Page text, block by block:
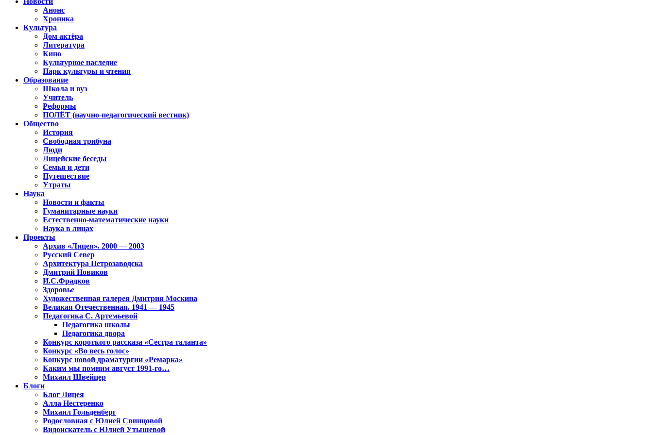
Анонс
Хроника
Культура
Дом актёра
Литература
Кино
Культурное наследие
Парк культуры и чтения
Образование
Школа и вуз
Учитель
Реформы
ПОЛЁТ (научно-педагогический вестник)
Общество
История
Свободная трибуна
Люди
Лицейские беседы
Семья и дети
Путешествие
Утраты
Наука
Новости и факты
Гуманитарные науки
Естественно-математические науки
Наука в лицах
Проекты
Архив «Лицея». 2000 — 2003
Русский Север
Архитектура Петрозаводска
Дмитрий Новиков
И.С.Фрадков
Здоровье
Художественная галерея Дмитрия Москина
Великая Отечественная. 1941 — 1945
Педагогика С. Артемьевой
Педагогика школы
Педагогика двора
Конкурс короткого рассказа «Сестра таланта»
Конкурс «Во весь голос»
Конкурс новой драматургии «Ремарка»
Каким мы помним август 1991-го…
Михаил Швейцер
Блоги
Блог Лицея
Алла Нестеренко
Михаил Гольденберг
Родословная с Юлией Свинцовой
Видоискатель с Юлией Утышевой